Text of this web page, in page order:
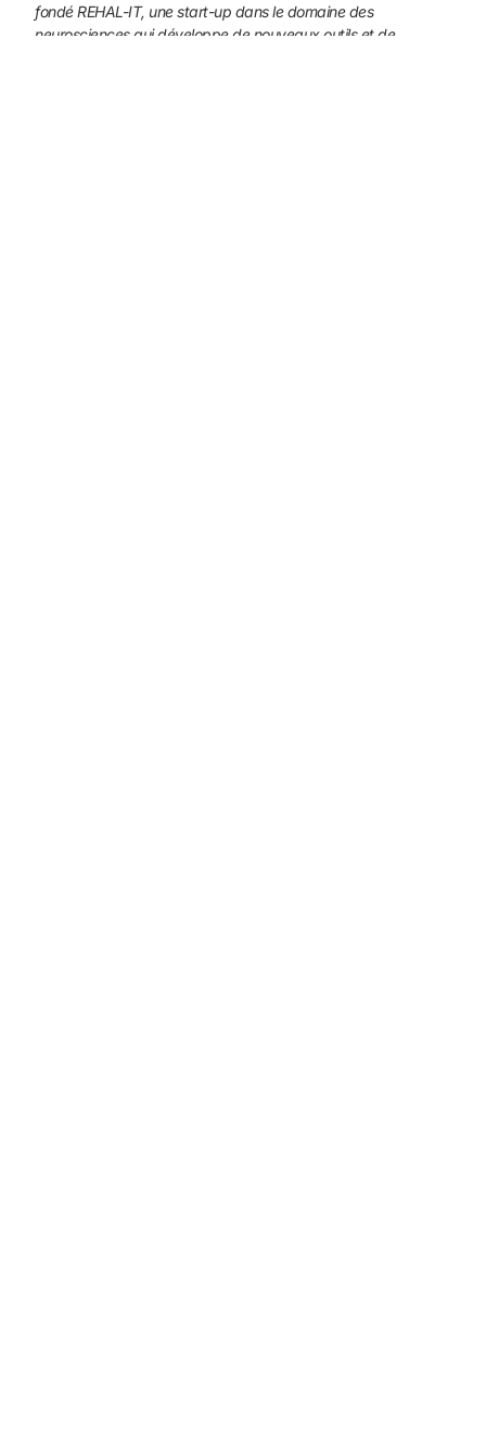
fondé REHAL-IT, une start-up dans le domaine des
neurosciences qui développe de nouveaux outils et de